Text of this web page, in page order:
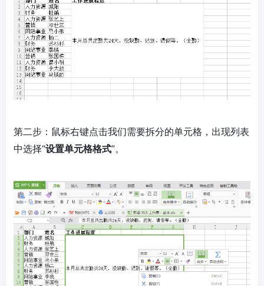
第二步：鼠标右键点击我们需要拆分的单元格，出现列表
中选择“设置单元格格式”。